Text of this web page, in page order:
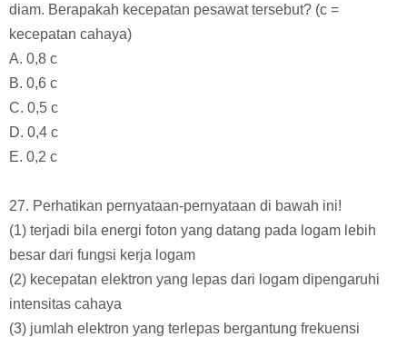
diam. Berapakah kecepatan pesawat tersebut? (c =
kecepatan cahaya)
A. 0,8 c
B. 0,6 c
C. 0,5 c
D. 0,4 c
E. 0,2 c
27. Perhatikan pernyataan-pernyataan di bawah ini!
(1) terjadi bila energi foton yang datang pada logam lebih
besar dari fungsi kerja logam
(2) kecepatan elektron yang lepas dari logam dipengaruhi
intensitas cahaya
(3) jumlah elektron yang terlepas bergantung frekuensi